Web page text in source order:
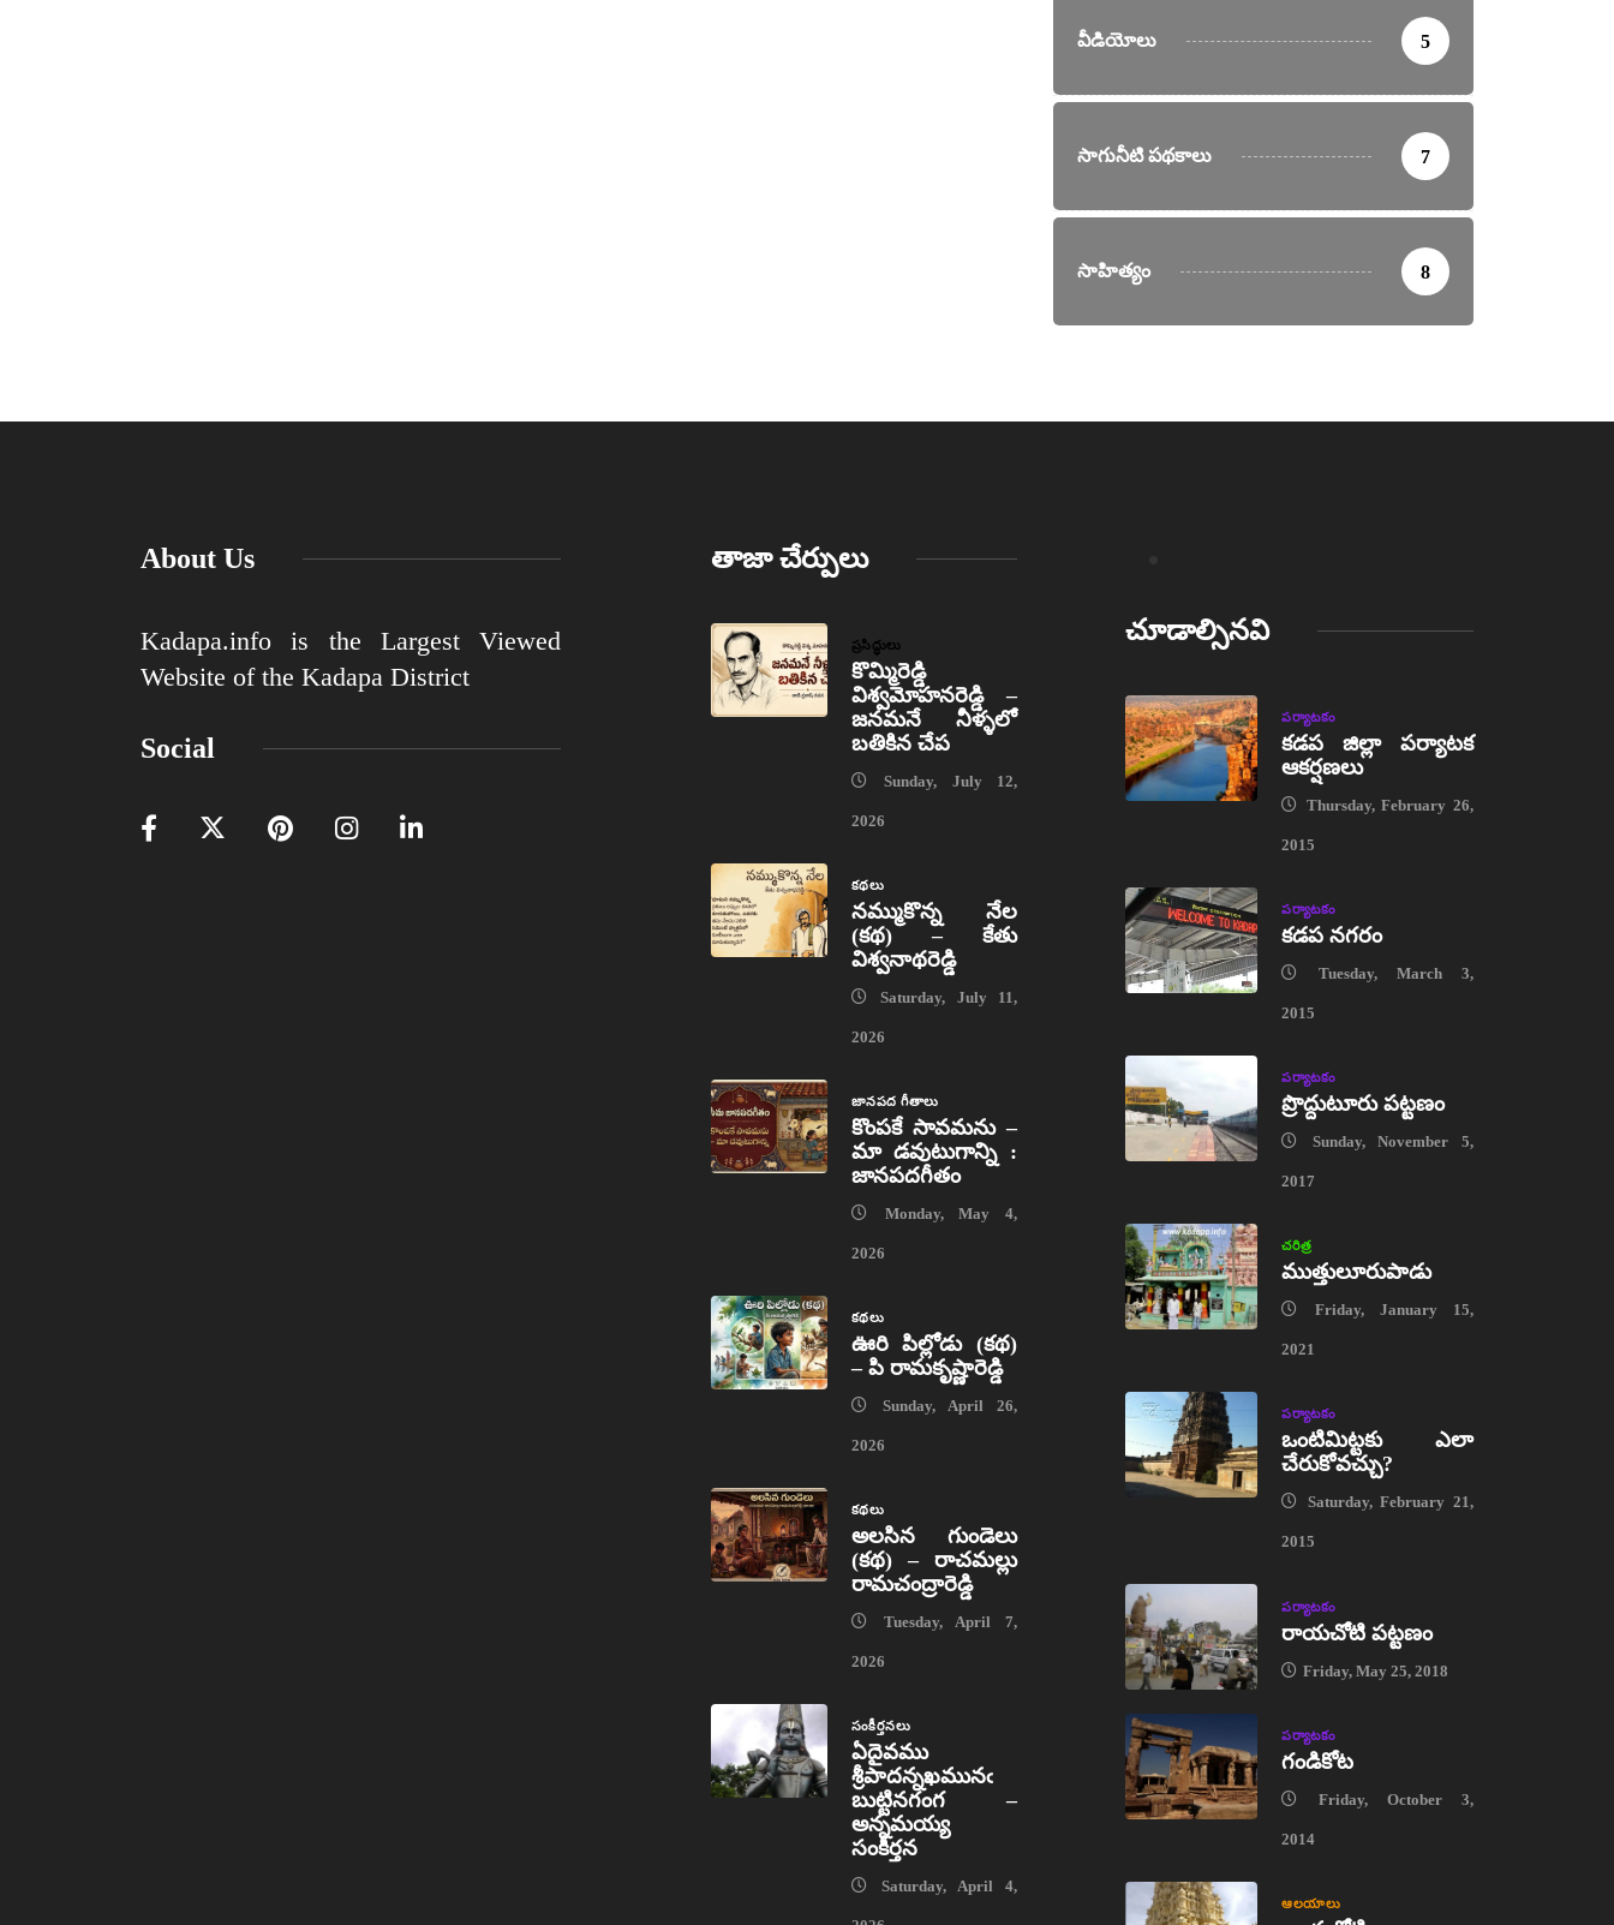
వీడియోలు 5
సాగునీటి పథకాలు 7
సాహిత్యం 8
About Us
Kadapa.info is the Largest Viewed
Website of the Kadapa District
Social
తాజా చేర్పులు
ప్రసిద్ధులు
కొమ్మిరెడ్డి
విశ్వమోహనరెడ్డి –
జనమనే నీళ్ళలో
బతికిన చేప
Sunday, July 12,
2026
కథలు
నమ్ముకొన్న నేల
(కథ) – కేతు
విశ్వనాథరెడ్డి
Saturday, July 11,
2026
జానపద గీతాలు
కొంపకే సావమను –
మా డవుటుగాన్ని :
జానపదగీతం
Monday, May 4,
2026
కథలు
ఊరి పిల్లోడు (కథ)
– పి రామకృష్ణారెడ్డి
Sunday, April 26,
2026
కథలు
అలసిన గుండెలు
(కథ) – రాచమల్లు
రామచంద్రారెడ్డి
Tuesday, April 7,
2026
సంకీర్తనలు
ఏదైవము
శ్రీపాదన్నఖమునఁ
బుట్టినగంగ –
అన్నమయ్య
సంకీర్తన
Saturday, April 4,
చూడాల్సినవి
పర్యాటకం
కడప జిల్లా పర్యాటక
ఆకర్షణలు
Thursday, February 26,
2015
పర్యాటకం
కడప నగరం
Tuesday, March 3,
2015
పర్యాటకం
ప్రొద్దుటూరు పట్టణం
Sunday, November 5,
2017
చరిత్ర
ముత్తులూరుపాడు
Friday, January 15,
2021
పర్యాటకం
ఒంటిమిట్టకు ఎలా
చేరుకోవచ్చు?
Saturday, February 21,
2015
పర్యాటకం
రాయచోటి పట్టణం
Friday, May 25, 2018
పర్యాటకం
గండికోట
Friday, October 3,
2014
ఆలయాలు